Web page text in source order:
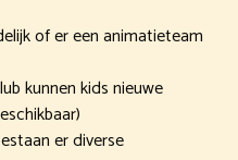
of er een animatieteam
kunnen kids nieuwe
er diverse